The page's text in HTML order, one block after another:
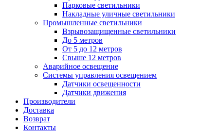
Парковые светильники
Накладные уличные светильники
Промышленные светильники
Взрывозащищенные светильники
До 5 метров
От 5 до 12 метров
Свыше 12 метров
Аварийное освещение
Системы управления освещением
Датчики освещенности
Датчики движения
Производители
Доставка
Возврат
Контакты